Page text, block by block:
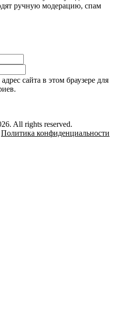
ручную модерацию, спам
сайта в этом браузере для
All rights reserved.
Политика конфиденциальности